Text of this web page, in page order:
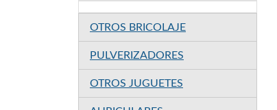
OTROS BRICOLAJE
PULVERIZADORES
OTROS JUGUETES